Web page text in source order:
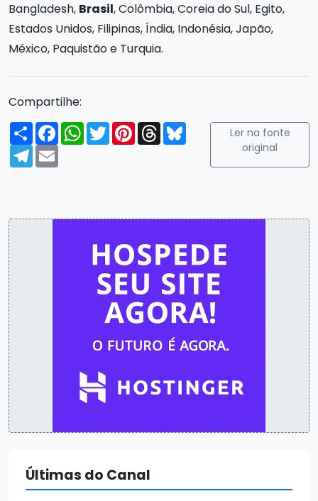
Bangladesh, Brasil, Colômbia, Coreia do Sul, Egito,
Estados Unidos, Filipinas, Índia, Indonésia, Japão,
México, Paquistão e Turquia.
Compartilhe:
Compartilhar
FacebookWhatsApp
TwitterPinterest
ThreadsBluesky
Telegram
Email
Ler na fonte
original
Últimas do Canal